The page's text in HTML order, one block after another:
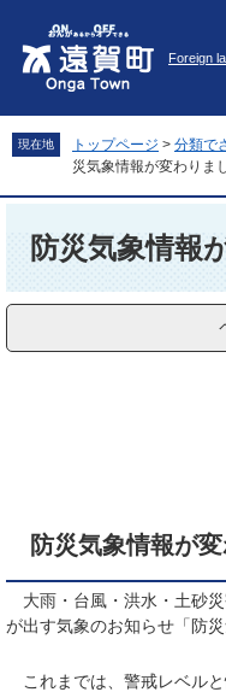
先
頭
を
飛
へ
Foreign
現在地 トップページ > 分類で
災気象情報が変わりま
防災気象情報
防災気象情報が
大雨・台風・洪水・土砂
が出す気象のお知らせ「防
これまでは、警戒レベル